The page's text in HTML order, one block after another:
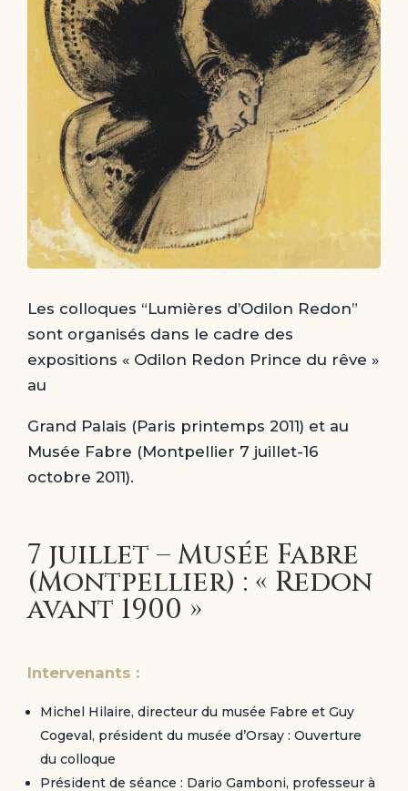
Les colloques “Lumières d’Odilon Redon”
sont organisés dans le cadre des
expositions « Odilon Redon Prince du rêve »
au
Grand Palais (Paris printemps 2011) et au
Musée Fabre (Montpellier 7 juillet-16
octobre 2011).
7 juillet – Musée Fabre
(Montpellier) : « Redon
avant 1900 »
Intervenants :
Michel Hilaire, directeur du musée Fabre et Guy
Cogeval, président du musée d’Orsay : Ouverture
du colloque
Président de séance : Dario Gamboni, professeur à